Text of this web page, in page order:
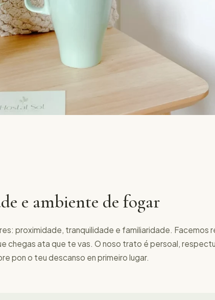
e ambiente de fogar
proximidade, tranquilidade e familiaridade. Facemos
chegas ata que te vas. O noso trato é persoal,
pon o teu descanso en primeiro lugar.